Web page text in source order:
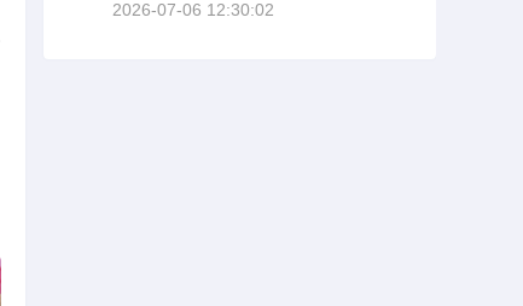
2026-07-06 12:30:02